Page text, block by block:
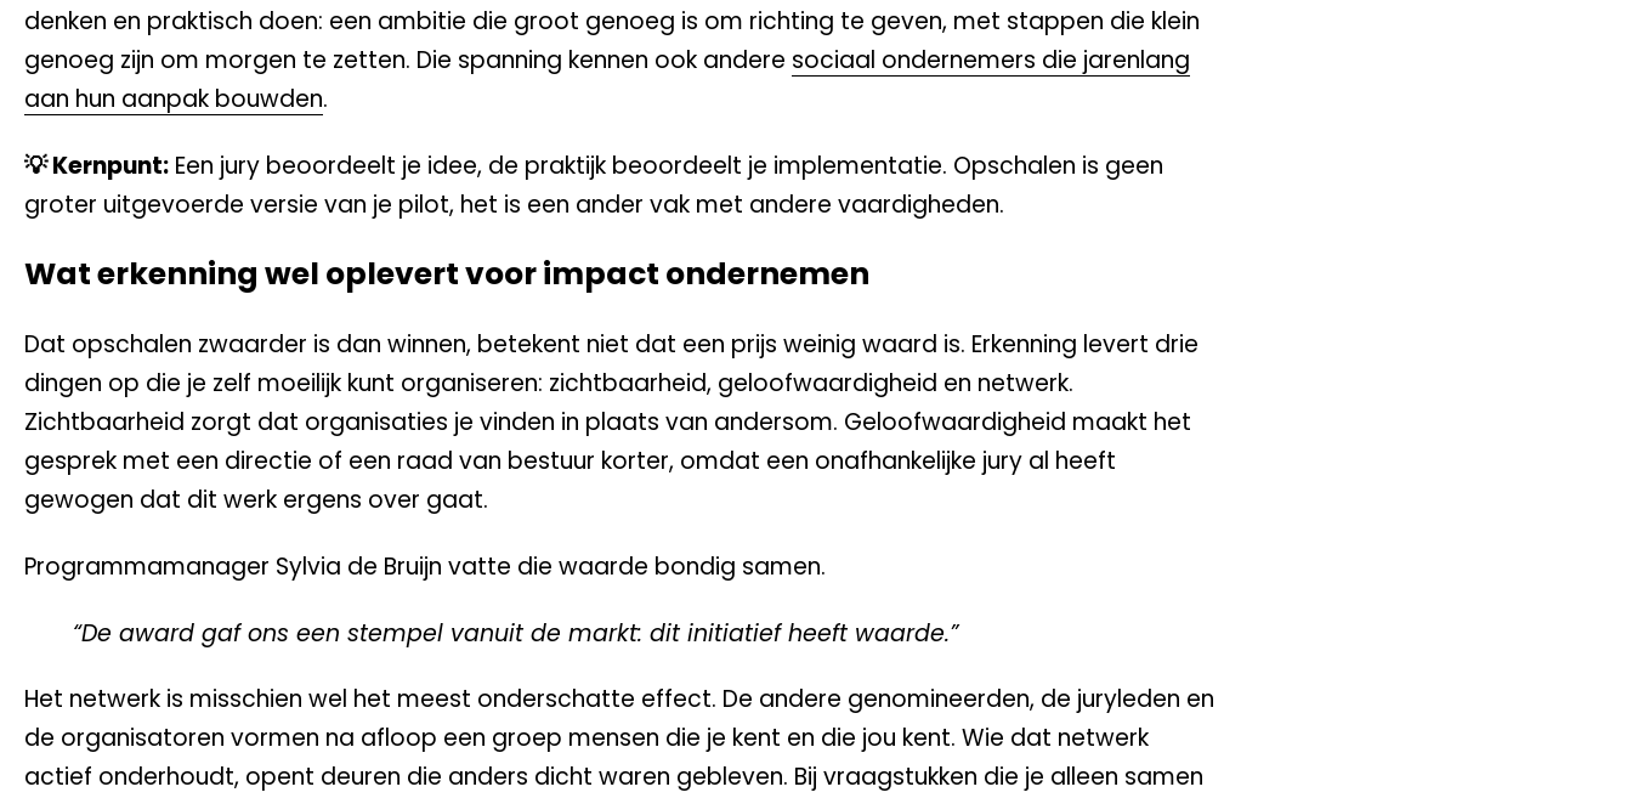
denken en praktisch doen: een ambitie die groot genoeg is om richting te geven, met stappen die klein
genoeg zijn om morgen te zetten. Die spanning kennen ook andere sociaal ondernemers die jarenlang
aan hun aanpak bouwden.
💡 Kernpunt: Een jury beoordeelt je idee, de praktijk beoordeelt je implementatie. Opschalen is geen
groter uitgevoerde versie van je pilot, het is een ander vak met andere vaardigheden.
Wat erkenning wel oplevert voor impact ondernemen
Dat opschalen zwaarder is dan winnen, betekent niet dat een prijs weinig waard is. Erkenning levert drie
dingen op die je zelf moeilijk kunt organiseren: zichtbaarheid, geloofwaardigheid en netwerk.
Zichtbaarheid zorgt dat organisaties je vinden in plaats van andersom. Geloofwaardigheid maakt het
gesprek met een directie of een raad van bestuur korter, omdat een onafhankelijke jury al heeft
gewogen dat dit werk ergens over gaat.
Programmamanager Sylvia de Bruijn vatte die waarde bondig samen.
“De award gaf ons een stempel vanuit de markt: dit initiatief heeft waarde.”
Het netwerk is misschien wel het meest onderschatte effect. De andere genomineerden, de juryleden en
de organisatoren vormen na afloop een groep mensen die je kent en die jou kent. Wie dat netwerk
actief onderhoudt, opent deuren die anders dicht waren gebleven. Bij vraagstukken die je alleen samen